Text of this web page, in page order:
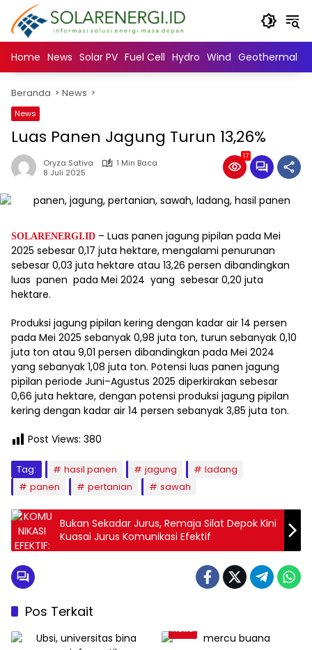
Langsung
konten
Home News Solar PV Fuel Cell Hydro Wind Geothermal
Beranda News
News
Luas Panen Jagung Turun 13,26%
Oryza Sativa
1 Min Baca
8 Juli 2025
17
SOLARENERGI.ID – Luas panen jagung pipilan pada Mei
2025 sebesar 0,17 juta hektare, mengalami penurunan
sebesar 0,03 juta hektare atau 13,26 persen dibandingkan
luas panen pada Mei 2024 yang sebesar 0,20 juta
hektare.
Produksi jagung pipilan kering dengan kadar air 14 persen
pada Mei 2025 sebanyak 0,98 juta ton, turun sebanyak 0,10
juta ton atau 9,01 persen dibandingkan pada Mei 2024
yang sebanyak 1,08 juta ton. Potensi luas panen jagung
pipilan periode Juni–Agustus 2025 diperkirakan sebesar
0,66 juta hektare, dengan potensi produksi jagung pipilan
kering dengan kadar air 14 persen sebanyak 3,85 juta ton.
Post Views: 380
Tag: hasil panen jagung
ladang
panen
pertanian sawah
Bukan Sekadar Jurus, Remaja Silat Depok Kini
Kuasai Jurus Komunikasi Efektif
Pos Terkait
News